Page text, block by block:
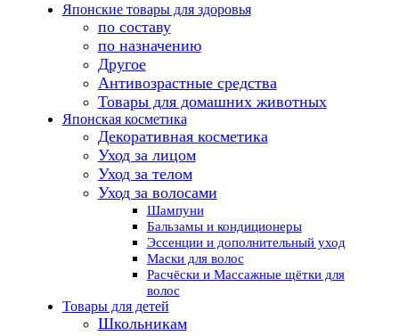
Японские товары для здоровья
по составу
по назначению
Другое
Антивозрастные средства
Товары для домашних животных
Японская косметика
Декоративная косметика
Уход за лицом
Уход за телом
Уход за волосами
Шампуни
Бальзамы и кондиционеры
Эссенции и дополнительный уход
Маски для волос
Расчёски и Массажные щётки для
волос
Товары для детей
Школьникам